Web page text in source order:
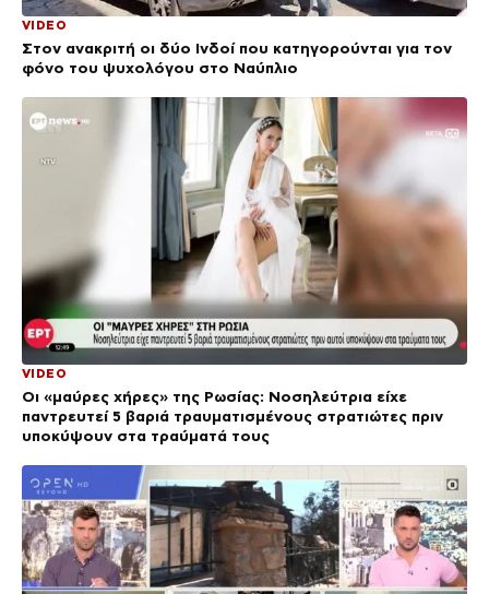
VIDEO
Στον ανακριτή οι δύο Ινδοί που κατηγορούνται για τον
φόνο του ψυχολόγου στο Ναύπλιο
VIDEO
Οι «μαύρες χήρες» της Ρωσίας: Νοσηλεύτρια είχε
παντρευτεί 5 βαριά τραυματισμένους στρατιώτες πριν
υποκύψουν στα τραύματά τους